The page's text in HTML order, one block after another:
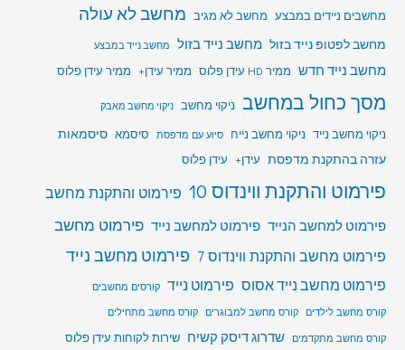
מחשבים ניידים במבצע מחשב לא מגיב מחשב לא עולה
מחשב לפטופ נייד בזול מחשב נייד בזול מחשב נייד במבצע
מחשב נייד חדש ממיר HD עידן פלוס ממיר עידן+ ממיר עידן פלוס
מסך כחול במחשב ניקוי מחשב ניקוי מחשב מאבק
ניקוי מחשב נייד ניקוי מחשב נייח סיוע עם מדפסת סיסמא סיסמאות
עזרה בהתקנת מדפסת עידן+ עידן פלוס
פירמוט והתקנת ווינדוס 10 פירמוט והתקנת מחשב
פירמוט למחשב הנייד פירמוט למחשב נייד פירמוט מחשב
פירמוט מחשב והתקנת ווינדוס 7
פירמוט מחשב נייד
פירמוט מחשב נייד אסוס פירמוט נייד קורסים מחשבים
קורס מחשב לילדים
קורס מחשב למבוגרים
קורס מחשב מתחילים
קורס מחשב מתקדמים
שדרוג דיסק קשיח שירות לקוחות עידן פלוס